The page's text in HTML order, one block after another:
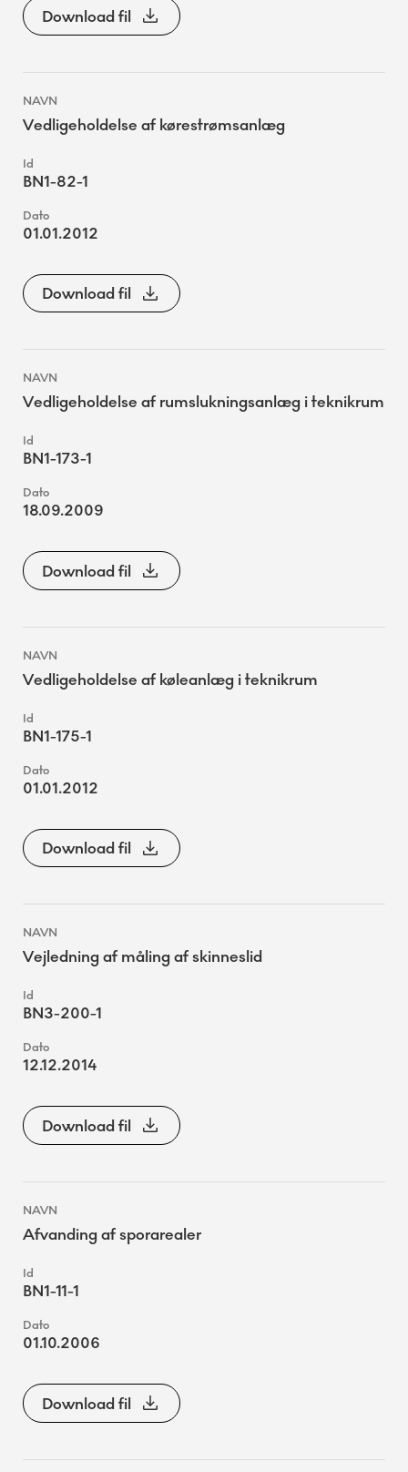
Download fil
Vedligeholdelse af kørestrømsanlæg
BN1-82-1
01.01.2012
Download fil
Vedligeholdelse af rumslukningsanlæg i teknikrum
BN1-173-1
18.09.2009
Download fil
Vedligeholdelse af køleanlæg i teknikrum
BN1-175-1
01.01.2012
Download fil
Vejledning af måling af skinneslid
BN3-200-1
12.12.2014
Download fil
Afvanding af sporarealer
BN1-11-1
01.10.2006
Download fil